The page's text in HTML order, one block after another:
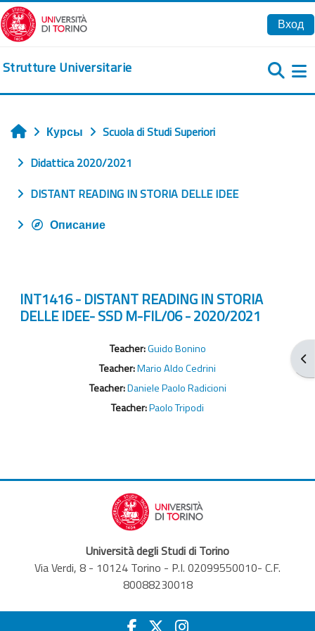
Перейти к основному содержанию
Вход
Strutture Universitarie
Главная
Курсы
Scuola di Studi Superiori
Didattica 2020/2021
DISTANT READING IN STORIA DELLE IDEE
Описание
INT1416 - DISTANT READING IN STORIA
DELLE IDEE- SSD M-FIL/06 - 2020/2021
Teacher:Guido Bonino
Teacher:Mario Aldo Cedrini
Teacher:Daniele Paolo Radicioni
Teacher:Paolo Tripodi
Università degli Studi di Torino
Via Verdi, 8 - 10124 Torino - P.I. 02099550010- C.F.
80088230018